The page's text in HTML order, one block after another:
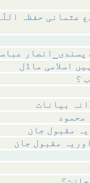
عثمانی حفظہ
پسندی_انصار
؟
بیانات
محمود
مقبول جان
مقبول جان